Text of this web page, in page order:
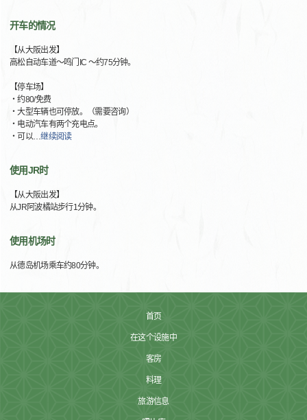
开车的情况
【从大阪出发】
高松自动车道～鸣门IC ～约75分钟。
【停车场】
・约80/免费
・大型车辆也可停放。（需要咨询）
・电动汽车有两个充电点。
・可以…继续阅读
使用JR时
【从大阪出发】
从JR阿波橘站步行1分钟。
使用机场时
从德岛机场乘车约80分钟。
首页
在这个设施中
客房
料理
旅游信息